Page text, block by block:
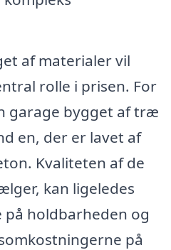
af materialer vil
rolle i prisen. For
garage bygget af træ
en, der er lavet af
Kvaliteten af de
kan ligeledes
på holdbarheden og
på